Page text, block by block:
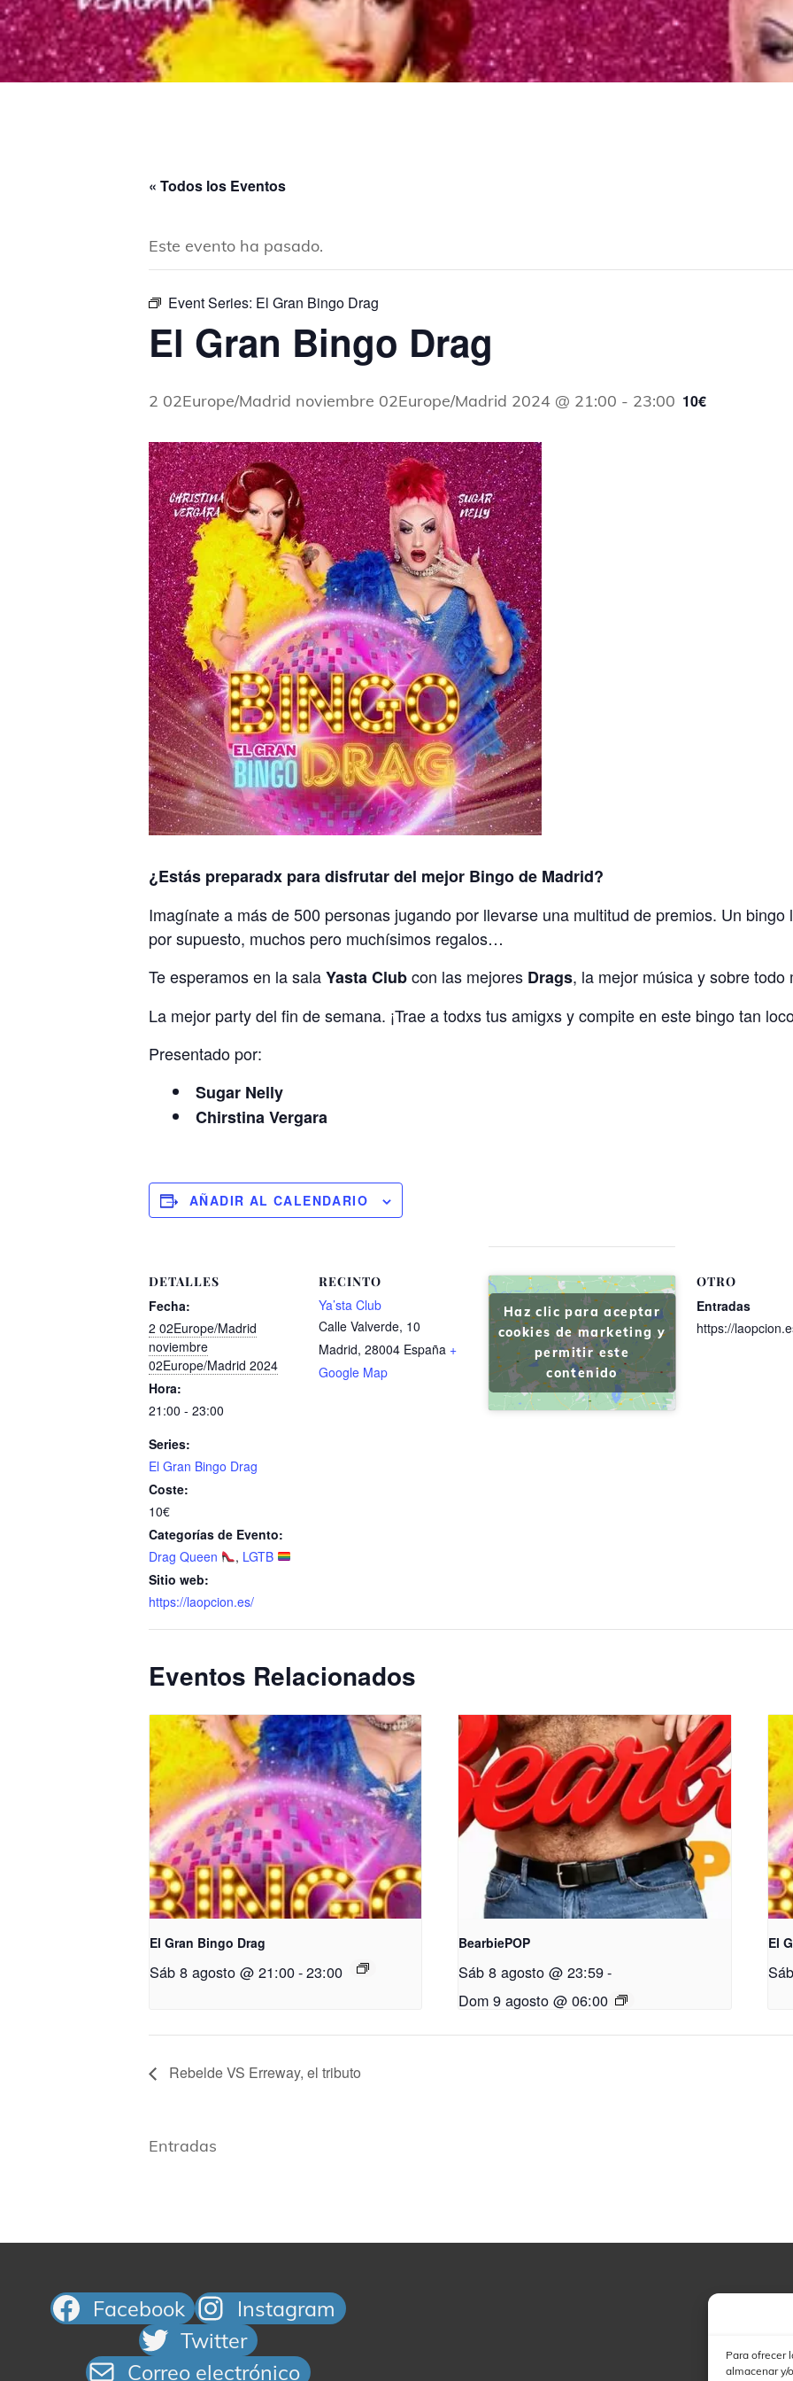
Para ofrecer
almacenar y/
« Todos los Eventos
Este evento ha pasado.
Event Series: El Gran Bingo Drag
El Gran Bingo Drag
2 02Europe/Madrid noviembre 02Europe/Madrid 2024 @ 21:00 - 23:00 10€
¿Estás preparadx para disfrutar del mejor Bingo de Madrid?
Imagínate a más de 500 personas jugando por llevarse una multitud de premios. Un
por supuesto, muchos pero muchísimos regalos…
Te esperamos en la salaYasta Clubcon las mejores Drags, la mejor música y sobre
La mejor party del fin de semana. ¡Trae a todxs tus amigxs y compite en este bingo tan
Presentado por:
Sugar Nelly
Chirstina Vergara
AÑADIR AL CALENDARIO
DETALLES
Fecha:
2 02Europe/Madrid
noviembre
02Europe/Madrid 2024
Hora:
21:00 - 23:00
Series:
El Gran Bingo Drag
Coste:
10€
Categorías de Evento:
Drag Queen
, LGTB
Sitio web:
https://laopcion.es/
RECINTO
Ya’sta Club
Calle Valverde, 10
Madrid, 28004 España +
Google Map
Haz clic para aceptar
cookies de marketing y
permitir este
contenido
OTRO
Entradas
https://
Eventos Relacionados
El Gran Bingo Drag
Sáb 8 agosto @ 21:00-23:00
BearbiePOP
Sáb 8 agosto @ 23:59-
Dom 9 agosto @ 06:00
El
Rebelde VS Erreway, el tributo​
Entradas
Facebook
Instagram
Twitter
Correo electrónico